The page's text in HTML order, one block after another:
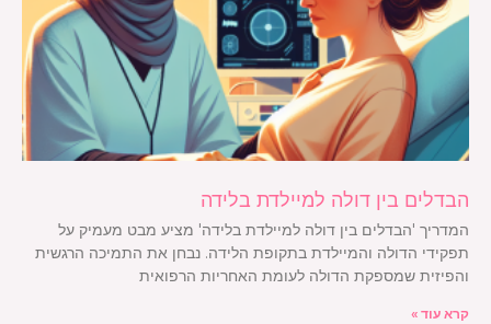
הבדלים בין דולה למיילדת בלידה
המדריך 'הבדלים בין דולה למיילדת בלידה' מציע מבט מעמיק על
תפקידי הדולה והמיילדת בתקופת הלידה. נבחן את התמיכה הרגשית
והפיזית שמספקת הדולה לעומת האחריות הרפואית
קרא עוד »